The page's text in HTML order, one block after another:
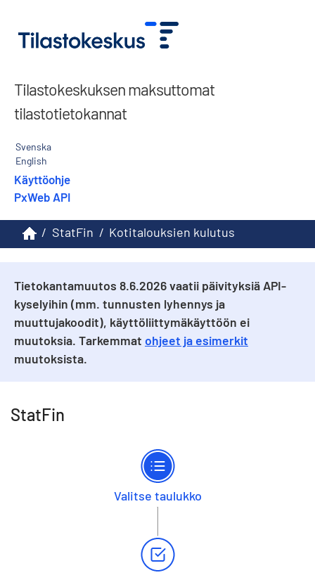
Tilastokeskuksen maksuttomat
tilastotietokannat
Svenska
English
Käyttöohje
PxWeb API
/ StatFin / Kotitalouksien kulutus
Tietokantamuutos 8.6.2026 vaatii päivityksiä API-
kyselyihin (mm. tunnusten lyhennys ja
muuttujakoodit), käyttöliittymäkäyttöön ei
muutoksia. Tarkemmat ohjeet ja esimerkit
muutoksista.
StatFin
Valitse taulukko